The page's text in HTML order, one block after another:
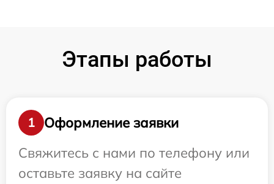
Этапы работы
1
Оформление заявки
Свяжитесь с нами по телефону или
оставьте заявку на сайте